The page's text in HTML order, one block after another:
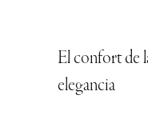
El confort de
elegancia